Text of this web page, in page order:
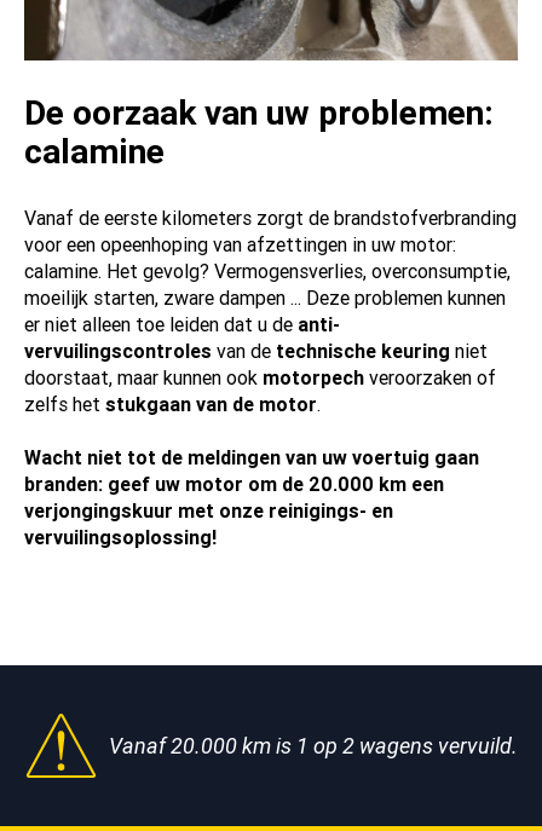
De oorzaak van uw problemen:
calamine
Vanaf de eerste kilometers zorgt de brandstofverbranding
voor een opeenhoping van afzettingen in uw motor:
calamine. Het gevolg? Vermogensverlies, overconsumptie,
moeilijk starten, zware dampen ... Deze problemen kunnen
er niet alleen toe leiden dat u de anti-
vervuilingscontroles van de technische keuring niet
doorstaat, maar kunnen ook motorpech veroorzaken of
zelfs het stukgaan van de motor.
Wacht niet tot de meldingen van uw voertuig gaan
branden: geef uw motor om de 20.000 km een
verjongingskuur met onze reinigings- en
vervuilingsoplossing!
Vanaf 20.000 km is 1 op 2 wagens vervuild.